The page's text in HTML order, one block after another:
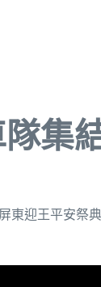
集
東迎王平安祭